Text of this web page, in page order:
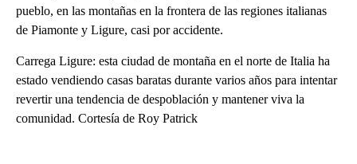
pueblo, en las montañas en la frontera de las regiones italianas
de Piamonte y Ligure, casi por accidente.
Carrega Ligure: esta ciudad de montaña en el norte de Italia ha
estado vendiendo casas baratas durante varios años para intentar
revertir una tendencia de despoblación y mantener viva la
comunidad. Cortesía de Roy Patrick